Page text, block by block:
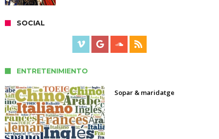
SOCIAL
ENTRETENIMIENTO
Sopar & maridatge